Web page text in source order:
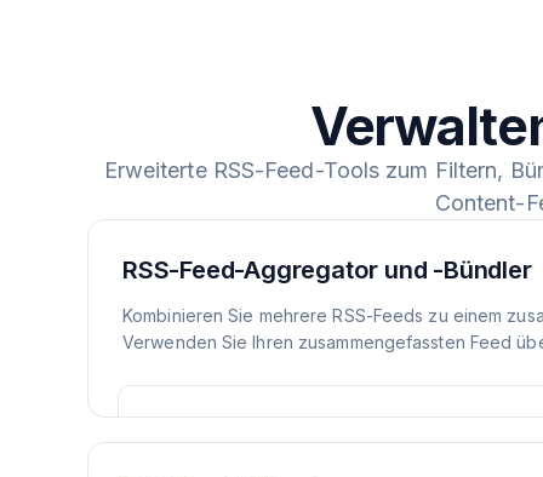
Erweiterte RSS-Feed-Tools zum Filtern,
Content-
RSS-Feed-Aggregator und -Bündler
Kombinieren Sie mehrere RSS-Feeds zu einem
Verwenden Sie Ihren zusammengefassten Feed